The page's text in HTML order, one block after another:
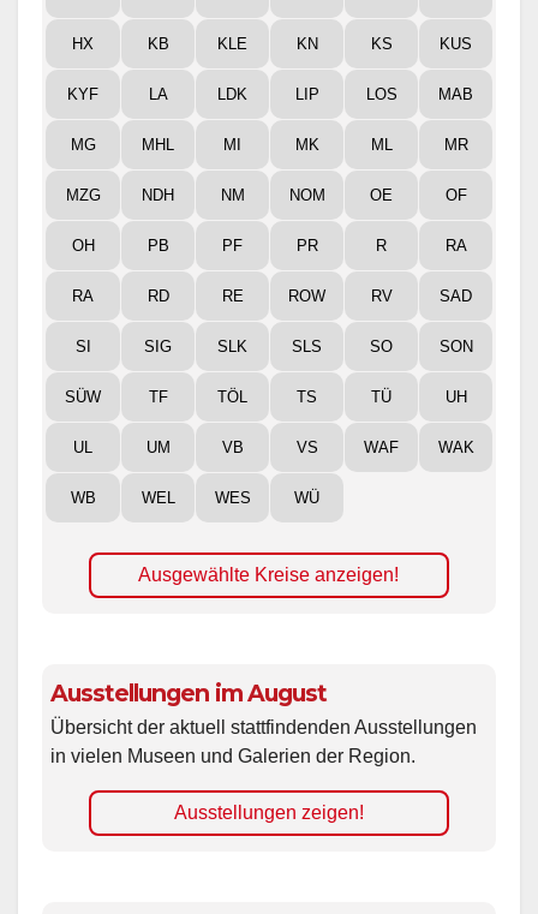
HX KB KLE KN KS KUS
KYF LA LDK LIP LOS MAB
MG MHL MI MK ML MR
MZG NDH NM NOM OE OF
OH PB PF PR R RA
RA RD RE ROW RV SAD
SI SIG SLK SLS SO SON
SÜW TF TÖL TS TÜ UH
UL UM VB VS WAF WAK
WB WEL WES WÜ
Ausgewählte Kreise anzeigen!
Ausstellungen im August
Übersicht der aktuell stattfindenden Ausstellungen
in vielen Museen und Galerien der Region.
Ausstellungen zeigen!